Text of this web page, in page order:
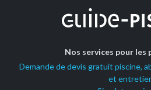
Nos services pour les
Demande de devis gratuit piscine,
et